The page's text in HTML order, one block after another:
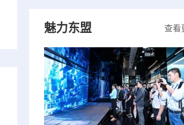
查看
魅力东盟